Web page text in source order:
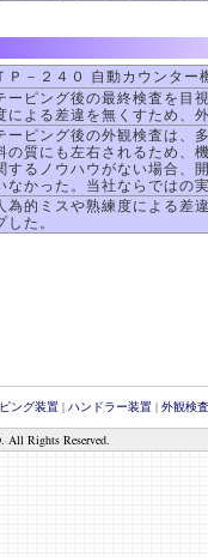
Ｐ－２４０ 自動カウンター
ーピング後の最終検査を目
による差違を無くすため、
ーピング後の外観検査は、
の質にも左右されるため、
するノウハウがない場合、
なかった。当社ならではの
為的ミスや熟練度による差
した。
ング装置| ハンドラー装置| 外観検
Rights Reserved.